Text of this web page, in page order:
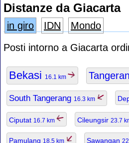
Distanze da Giacarta
in giro IDN
Mondo
Posti intorno a Giacarta
Bekasi 16.1 km
South Tangerang 16.3 km
Ciputat 16.7 km Cileungsir 23.7
Pamulang 18.5 km Sawangan